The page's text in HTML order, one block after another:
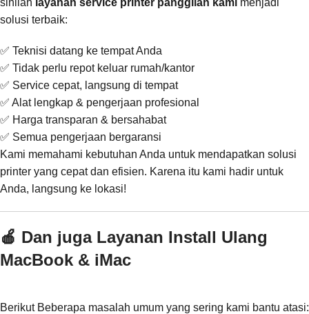
solusi terbaik:
✅ Teknisi datang ke tempat Anda
✅ Tidak perlu repot keluar rumah/kantor
✅ Service cepat, langsung di tempat
✅ Alat lengkap & pengerjaan profesional
✅ Harga transparan & bersahabat
✅ Semua pengerjaan bergaransi
Kami memahami kebutuhan Anda untuk mendapatkan solusi
printer yang cepat dan efisien. Karena itu kami hadir untuk
Anda, langsung ke lokasi!
🍎 Dan juga Layanan Install Ulang
MacBook & iMac
Berikut Beberapa masalah umum yang sering kami bantu atasi: